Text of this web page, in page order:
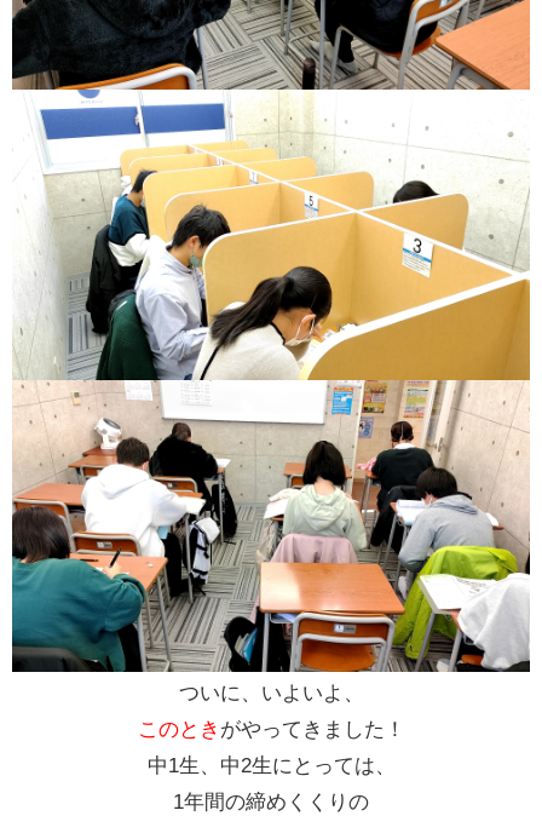
ついに、いよいよ、
このとき がやってきました！
中1生、中2生にとっては、
1年間の締めくくりの